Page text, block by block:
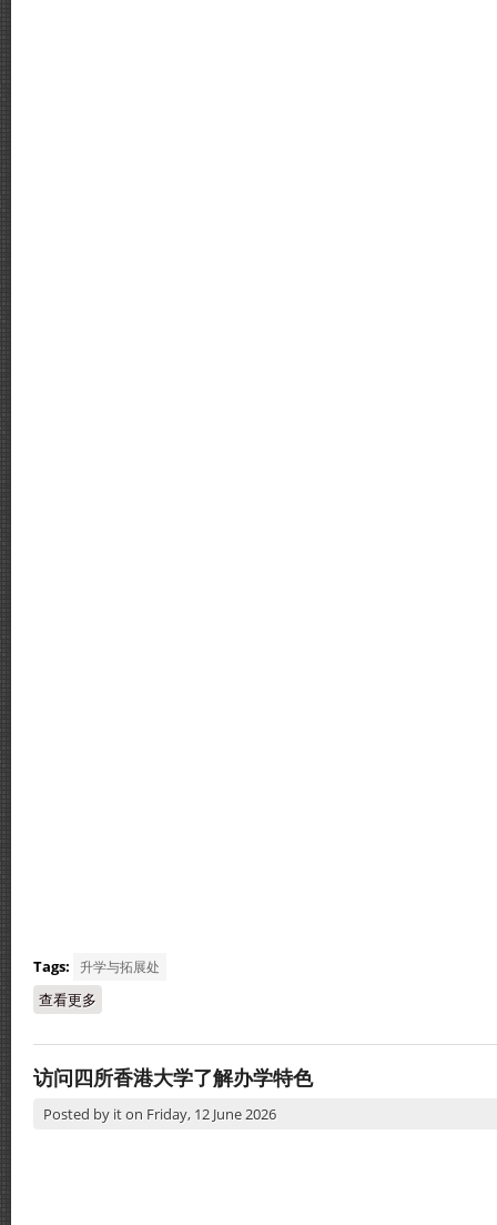
Tags: 升学与拓展处
查看更多
访问四所香港大学了解办学特色
Posted by iton Friday, 12 June 2026